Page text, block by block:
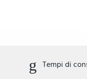
Tempi di